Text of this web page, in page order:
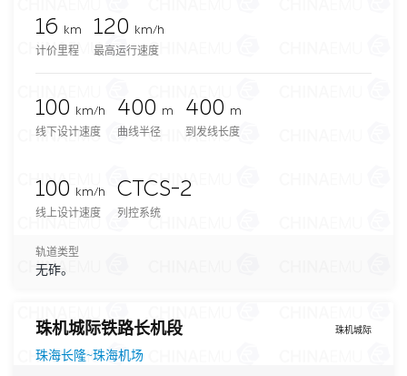
16
km
计价里程
120
km/h
最高运行速度
100
km/h
线下设计速度
400 m
曲线半径
400 m
到发线长度
100
km/h
线上设计速度
CTCS-2
列控系统
轨道类型
无砟。
珠机城际
珠机城际铁路长机段
珠海长隆~珠海机场